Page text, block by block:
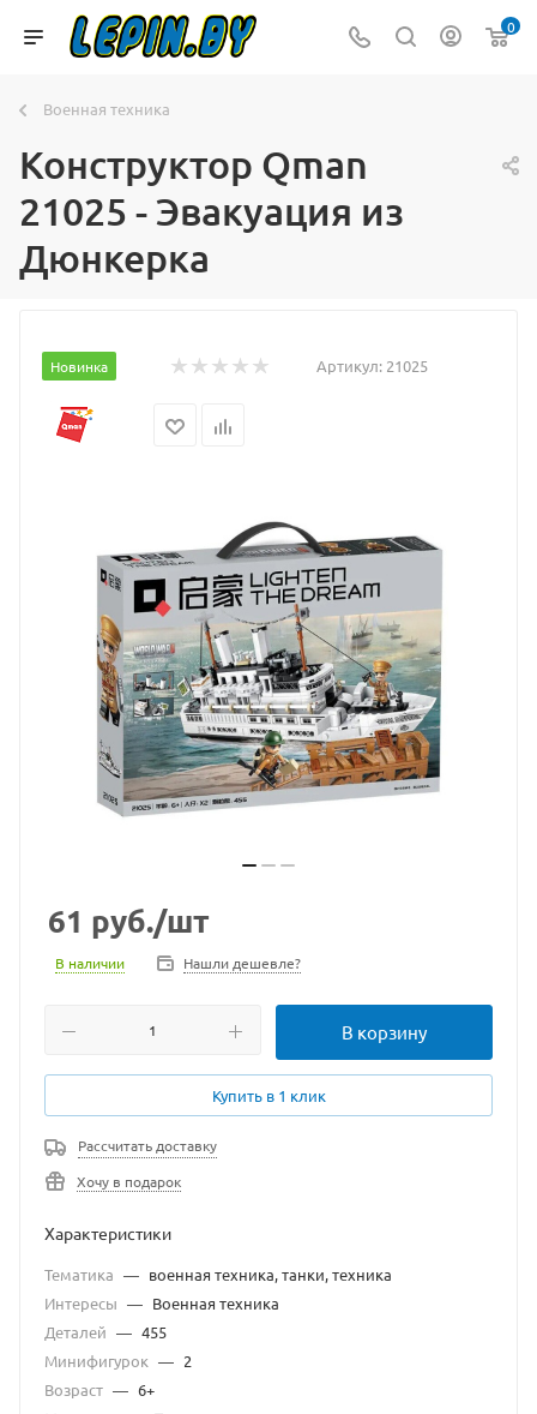
0
Военная техника
Конструктор Qman
21025 - Эвакуация из
Дюнкерка
Новинка Артикул: 21025
61 руб./шт
В наличии Нашли дешевле?
В корзину
Купить в 1 клик
Рассчитать доставку
Хочу в подарок
Характеристики
Тематика — военная техника, танки, техника
Интересы — Военная техника
Деталей — 455
Минифигурок — 2
Возраст — 6+